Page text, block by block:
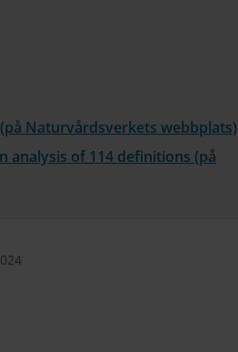
Naturvårdsverkets webbplats)
analysis of 114 definitions (på